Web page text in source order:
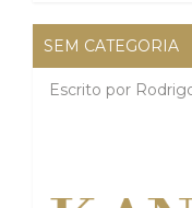
SEM CATEGORIA
Escrito por